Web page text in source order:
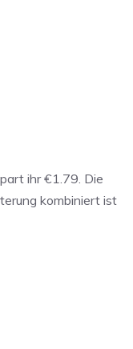
ihr €1.79. Die
kombiniert ist